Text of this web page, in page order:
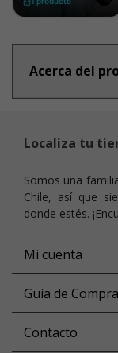
Acerca del
Localiza tu
Somos una
Chile, así que
donde estés.
Mi cuenta
Guía de Compra
Contacto